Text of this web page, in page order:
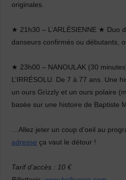
originales.
★ 21h30 – L’ARLÉSIENNE ★ Duo
danseurs confirmés ou débutants,
★ 23h00 – NANOULAK (30
L’IRRÉSOLU. De 7 à 77 ans. Une
un ours Grizzly et un ours polaire
basée sur une histoire de Baptiste
…Allez jeter un coup d’oeil au
adresse ça vaut le détour !
Tarif d’accès : 10 €